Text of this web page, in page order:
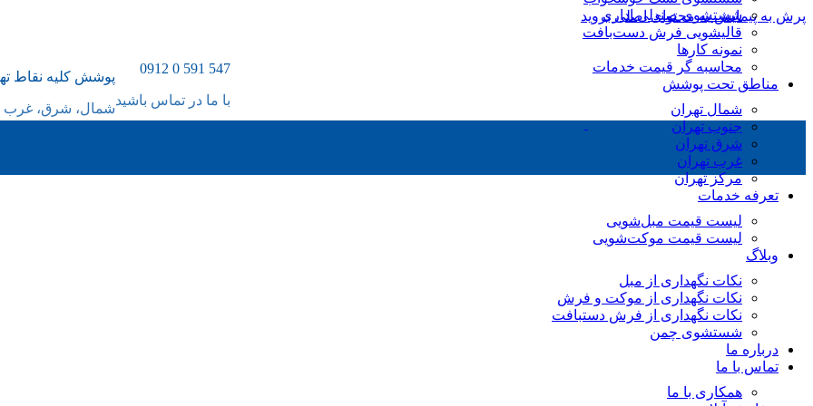
پرش به پیمایشبه محتوای اصلی بروید
547 591 0 0912
با ما در تماس باشید
پوشش کلیه نقاط
شمال، شرق، غرب
شستشوی صندلی اداری
قالیشویی فرش دست‌بافت
نمونه کارها
محاسبه گر قیمت خدمات
مناطق تحت پوشش
شمال تهران
جنوب تهران
شرق تهران
غرب تهران
مرکز تهران
تعرفه خدمات
لیست قیمت مبل‌شویی
لیست قیمت موکت‌شویی
وبلاگ
نکات نگهداری از مبل
نکات نگهداری از موکت و فرش
نکات نگهداری از فرش دستبافت
شستشوی چمن
درباره ما
تماس با ما
همکاری با ما